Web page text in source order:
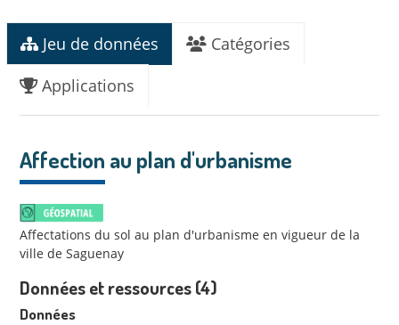
Jeu de données
Catégories
Applications
Affection au plan d'urbanisme
Affectations du sol au plan d'urbanisme en vigueur de la
ville de Saguenay
Données et ressources (4)
Données